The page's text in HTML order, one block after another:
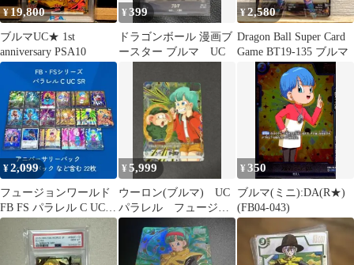
¥19,800
ブルマUC★ 1st
anniversary PSA10
¥399
ドラゴンボール 漫画ブ
ースター ブルマ UC
¥2,580
Dragon Ball Super Card
Game BT19-135 ブルマ
¥2,099
フュージョンワールド
FB FS パラレル C UC
SR ＋ おまけ
¥5,999
ウーロン(ブルマ) UC
パラレル フュージョ
ンワールド SB01-047
¥350
ブルマ(ミニ):DA(R★)
(FB04-043)